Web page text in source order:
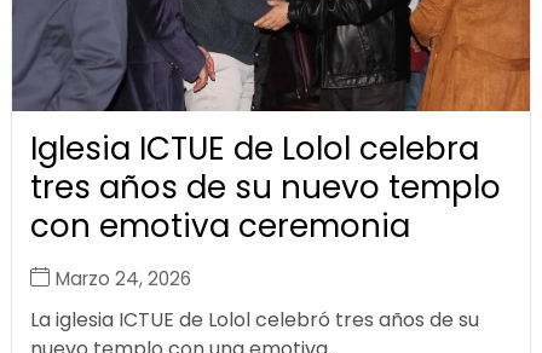
Iglesia ICTUE de Lolol celebra
tres años de su nuevo templo
con emotiva ceremonia
Marzo 24, 2026
La iglesia ICTUE de Lolol celebró tres años de su